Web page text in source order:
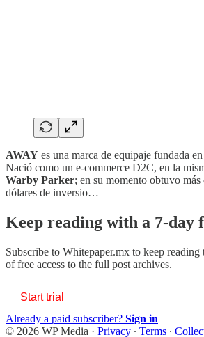
AWAY es una marca de equipaje fundada
Nació como un e-commerce D2C, en la
Warby Parker; en su momento obtuvo
dólares de inversio…
Keep reading with a 7-day
Subscribe to Whitepaper.mx to keep reading
of free access to the full post archives.
Start trial
Already a paid subscriber? Sign in
© 2026 WP Media · Privacy ∙ Terms ∙